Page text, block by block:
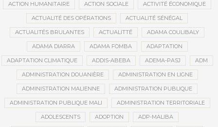
ACTION HUMANITAIRE ACTION SOCIALE ACTIVITÉ ÉCONOMIQUE
ACTUALITÉ DES OPÉRATIONS ACTUALITÉ SÉNÉGAL
ACTUALITÉS BRULANTES ACTUALITTÉ ADAMA COULIBALY
ADAMA DIARRA ADAMA FOMBA ADAPTATION
ADAPTATION CLIMATIQUE ADDIS-ABEBA ADEMA-PASJ ADM
ADMINISTRATION DOUANIÈRE ADMINISTRATION EN LIGNE
ADMINISTRATION MALIENNE ADMINISTRATION PUBLIQUE
ADMINISTRATION PUBLIQUE MALI ADMINISTRATION TERRITORIALE
ADOLESCENTS ADOPTION ADP-MALIBA